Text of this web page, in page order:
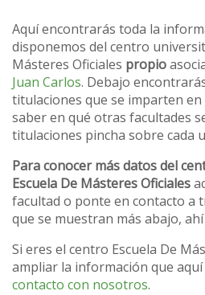
Aquí encontrarás toda la
disponemos del centro
Másteres Oficiales propio
Juan Carlos. Debajo
titulaciones que se imparten en
saber en qué otras facultades
titulaciones pincha sobre cada
Para conocer más datos del
Escuela De Másteres Oficiales
facultad o ponte en contacto a
que se muestran más abajo,
Si eres el centro Escuela De
ampliar la información que
contacto con nosotros.